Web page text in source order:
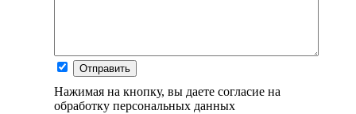
Нажимая на кнопку, вы даете согласие на
обработку персональных данных